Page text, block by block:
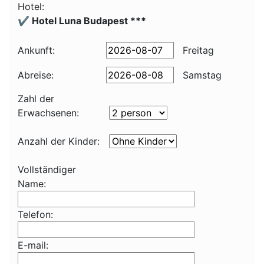
Hotel:
✔️ Hotel Luna Budapest ***
Ankunft: Freitag
Abreise:
Samstag
Zahl der
Erwachsenen:
Anzahl der Kinder:
Vollständiger
Name:
Telefon:
E-mail: